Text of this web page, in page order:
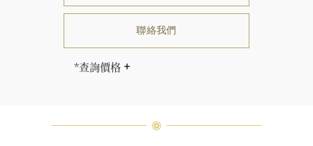
聯絡我們
*查詢價格
兩顆相同的鑽石。」 海瑞溫斯頓的每